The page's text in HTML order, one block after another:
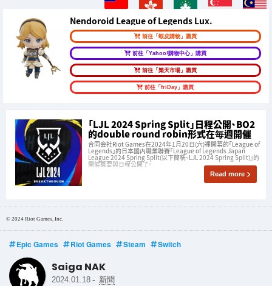
Nendoroid League of Legends Lux.
前往「蝦皮購物」購買
前往「Yahoo!購物中心」購買
前往「樂天市場」購買
前往「friDay」購買
「LJL 2024 Spring Split」日程公開、BO2
的double round robin形式在毎週開催
合同会社Riot Games在2024年1月20日(六)裡開幕的「League of
Legends」的日本國内職業聯賽「League of Legends Japan
League 2024 Spring Split(以下簡稱、LJL 2024 Spring Split)」的
開催概要與日程公開了。
Read more
© 2024 Riot Games, Inc.
Epic Games Riot Games Steam Switch
Saiga NAK
2024.01.18 - 新聞